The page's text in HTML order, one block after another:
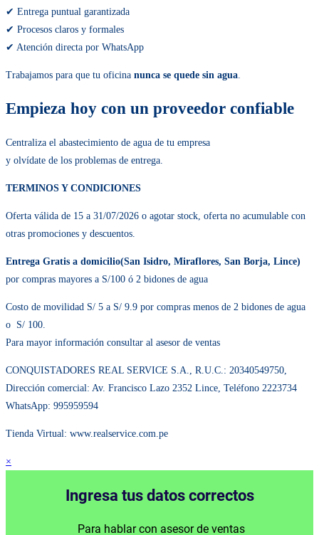
✔ Entrega puntual garantizada
✔ Procesos claros y formales
✔ Atención directa por WhatsApp
Trabajamos para que tu oficina nunca se quede sin agua
Empieza hoy con un proveedor confiable
Centraliza el abastecimiento de agua de tu empresa
y olvídate de los problemas de entrega.
TERMINOS Y CONDICIONES
Oferta válida de 15 a 31/07/2026 o agotar stock, oferta no acumulable con
otras promociones y descuentos.
Entrega Gratis a domicilio(San Isidro, Miraflores, San Borja, Lince)
por compras mayores a S/100 ó 2 bidones de agua
Costo de movilidad S/ 5 a S/ 9.9 por compras menos de 2 bidones de agua
o S/ 100.
Para mayor información consultar al asesor de ventas
CONQUISTADORES REAL SERVICE S.A., R.U.C.: 20340549750,
Dirección comercial: Av. Francisco Lazo 2352 Lince, Teléfono 2223734
WhatsApp: 995959594
Tienda Virtual: www.realservice.com.pe
×